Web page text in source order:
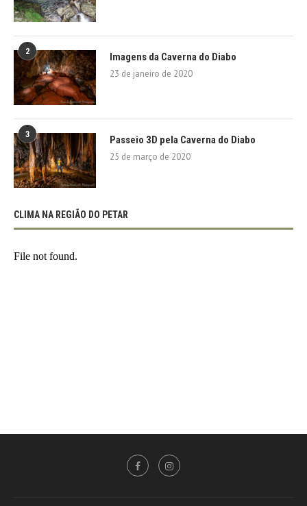
2 Imagens da Caverna do Diabo
23 de janeiro de 2020
3 Passeio 3D pela Caverna do Diabo
25 de março de 2020
CLIMA NA REGIÃO DO PETAR